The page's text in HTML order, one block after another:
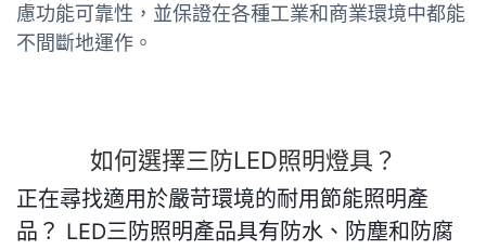
慮功能可靠性，並保證在各種工業和商業環境中都能
不間斷地運作。
如何選擇三防LED照明燈具？
正在尋找適用於嚴苛環境的耐用節能照明產
品？ LED三防照明產品具有防水、防塵和防腐